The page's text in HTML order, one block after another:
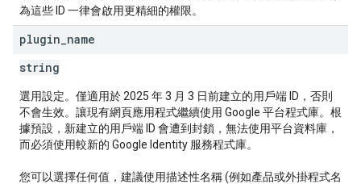
為這些 ID 一律會啟用更精細的權限。
plugin name
string
選用設定。僅適用於 2025 年 3 月 3 日前建立的用戶端 ID，否則
不會生效。讓現有網頁應用程式繼續使用 Google 平台程式庫。根
據預設，新建立的用戶端 ID 會遭到封鎖，無法使用平台資料庫，
而必須使用較新的 Google Identity 服務程式庫。
您可以選擇任何值，建議使用描述性名稱 (例如產品或外掛程式名